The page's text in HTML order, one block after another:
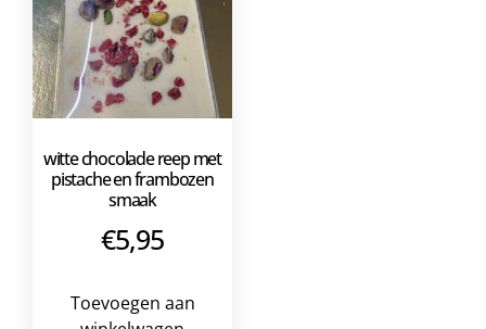
witte chocolade reep met
pistache en frambozen
smaak
€5,95
Toevoegen aan